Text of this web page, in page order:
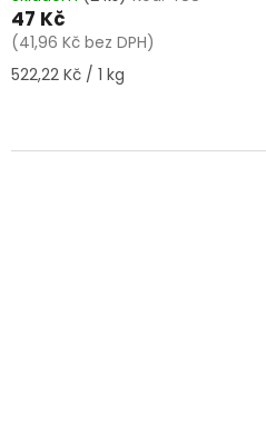
47 Kč
(41,96 Kč bez DPH)
Měrná
522,22 Kč / 1 kg